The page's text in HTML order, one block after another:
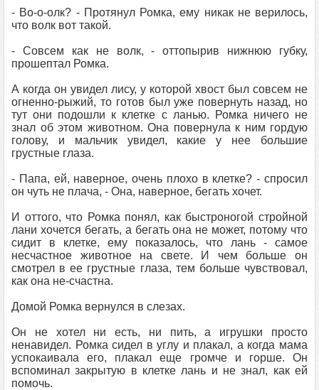
- Во-о-олк? - Протянул Ромка, ему никак не верилось,
что волк вот такой.
- Совсем как не волк, - оттопырив нижнюю губку,
прошептал Ромка.
А когда он увидел лису, у которой хвост был совсем не
огненно-рыжий, то готов был уже повернуть назад, но
тут они подошли к клетке с ланью. Ромка ничего не
знал об этом животном. Она повернула к ним гордую
голову, и мальчик увидел, какие у нее большие
грустные глаза.
- Папа, ей, наверное, очень плохо в клетке? - спросил
он чуть не плача, - Она, наверное, бегать хочет.
И оттого, что Ромка понял, как быстроногой стройной
лани хочется бегать, а бегать она не может, потому что
сидит в клетке, ему показалось, что лань - самое
несчастное животное на свете. И чем больше он
смотрел в ее грустные глаза, тем больше чувствовал,
как она не-счастна.
Домой Ромка вернулся в слезах.
Он не хотел ни есть, ни пить, а игрушки просто
ненавидел. Ромка сидел в углу и плакал, а когда мама
успокаивала его, плакал еще громче и горше. Он
вспоминал закрытую в клетке лань и не знал, как ей
помочь.